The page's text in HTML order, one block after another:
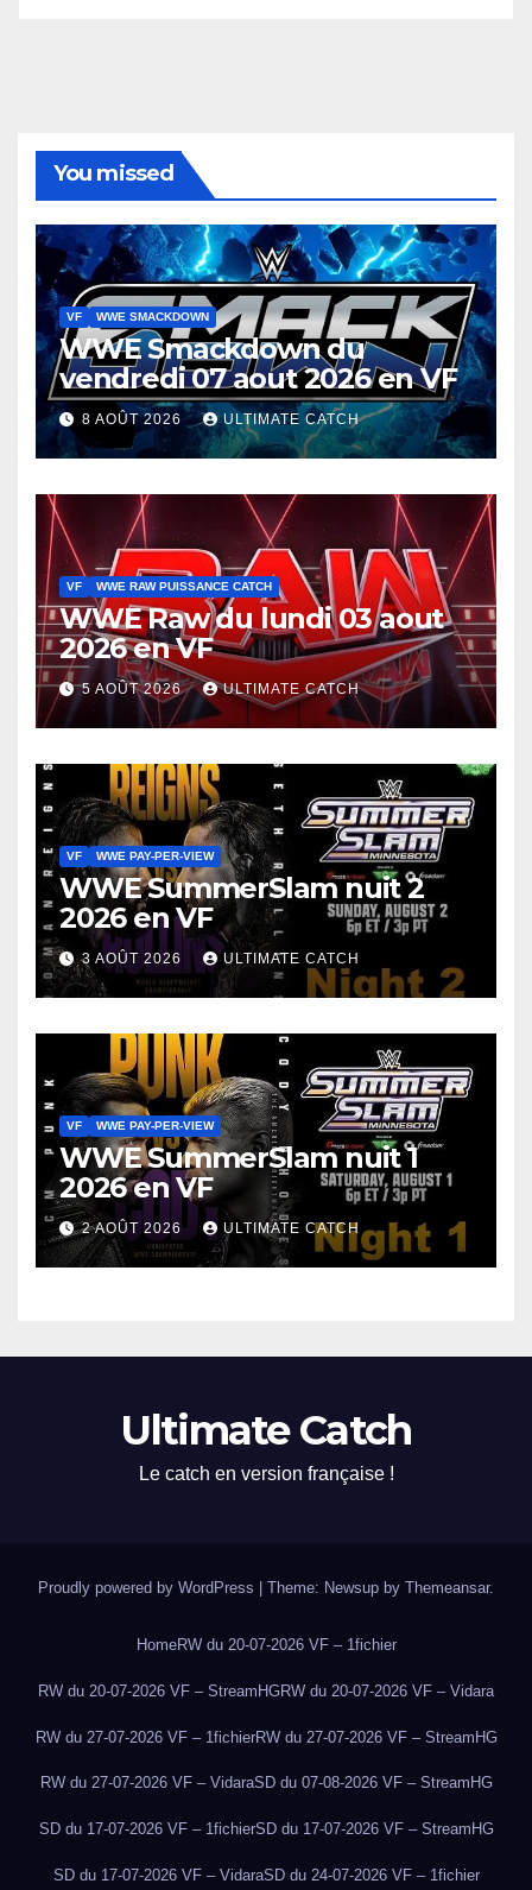
You missed
VF WWE SMACKDOWN
WWE Smackdown du
vendredi 07 aout 2026 en VF
8 AOÛT 2026 ULTIMATE CATCH
VF WWE RAW PUISSANCE CATCH
WWE Raw du lundi 03 aout
2026 en VF
5 AOÛT 2026 ULTIMATE CATCH
VF WWE PAY-PER-VIEW
WWE SummerSlam nuit 2
2026 en VF
3 AOÛT 2026 ULTIMATE CATCH
VF WWE PAY-PER-VIEW
WWE SummerSlam nuit 1
2026 en VF
2 AOÛT 2026 ULTIMATE CATCH
Ultimate Catch
Le catch en version française !
Proudly powered by WordPress Theme: Newsup by Themeansar.
HomeRW du 20-07-2026 VF – 1fichier
RW du 20-07-2026 VF – StreamHGRW du 20-07-2026 VF – Vidara
RW du 27-07-2026 VF – 1fichierRW du 27-07-2026 VF – StreamHG
RW du 27-07-2026 VF – VidaraSD du 07-08-2026 VF – StreamHG
SD du 17-07-2026 VF – 1fichierSD du 17-07-2026 VF – StreamHG
SD du 17-07-2026 VF – VidaraSD du 24-07-2026 VF – 1fichier